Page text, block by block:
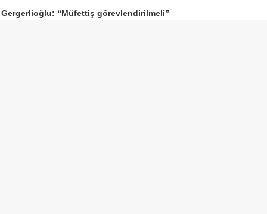
Gergerlioğlu: “Müfettiş görevlendirilmeli”